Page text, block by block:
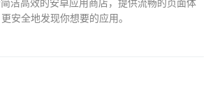
洁高效的安卓应用商店，提供流畅的页面体
安全地发现你想要的应用。